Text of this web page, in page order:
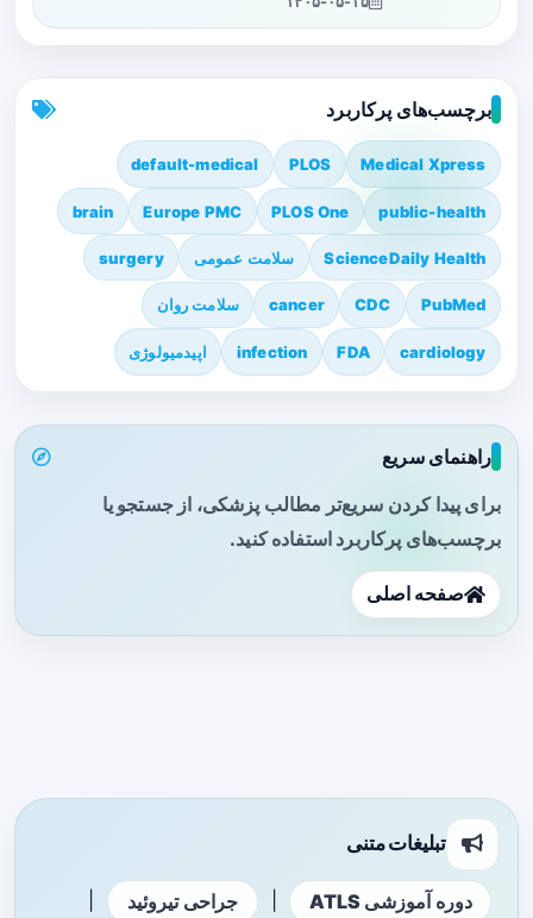
برچسب‌های پرکاربرد
Medical Xpress
PLOS
default-medical
public-health
PLOS One
Europe PMC
brain
ScienceDaily Health سلامت عمومی surgery
PubMed
CDC
cancer سلامت روان
cardiology
FDA
infection اپیدمیولوژی
راهنمای سریع
برای پیدا کردن سریع‌تر مطالب پزشکی، از جستجو یا
برچسب‌های پرکاربرد استفاده کنید.
صفحه اصلی
تبلیغات متنی
دوره آموزشی ATLS جراحی تیروئید